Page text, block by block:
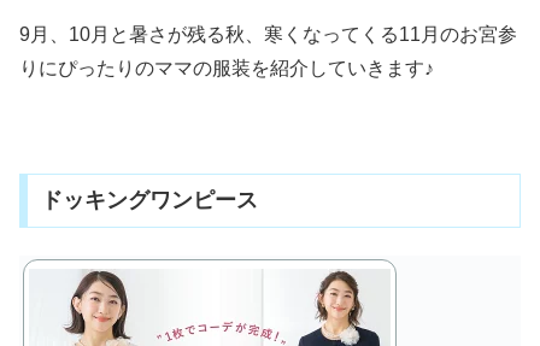
9月、10月と暑さが残る秋、寒くなってくる11月のお宮参
りにぴったりのママの服装を紹介していきます♪
ドッキングワンピース